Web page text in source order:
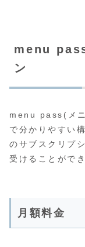
menu
ン
menu pass(メニ
で分かりやすい
のサブスクリプ
受けることがで
月額料金